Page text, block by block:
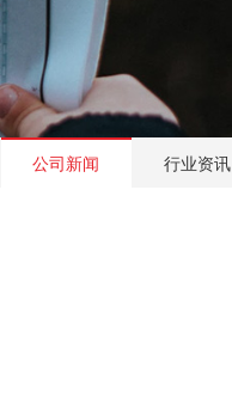
公司新闻 行业资讯